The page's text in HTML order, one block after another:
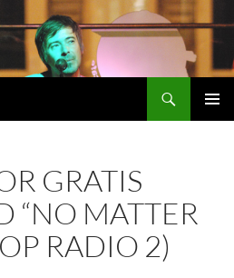
GRATIS
“NO MATTER
RADIO 2)